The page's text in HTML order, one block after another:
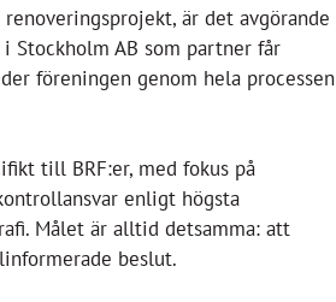
är det avgörande
Stockholm AB som partner får
föreningen genom hela processen
till BRF:er, med fokus på
enligt högsta
Målet är alltid detsamma: att
beslut.